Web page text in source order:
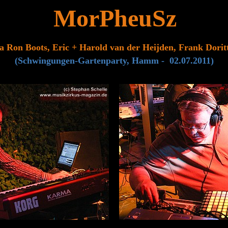
MorPheuSz
Ron Boots, Eric + Harold van der Heijden, Frank
(Schwingungen-Gartenparty, Hamm - 02.07.2011)